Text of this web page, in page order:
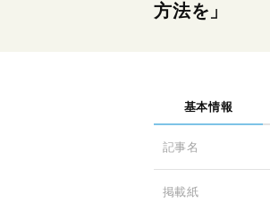
方法を」
基本情報
記事名
掲載紙